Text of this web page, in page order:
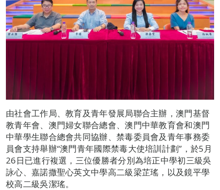
由社會工作局、教育及青年發展局聯合主辦，澳門基督
教青年會、澳門婦女聯合總會、澳門中華教育會和澳門
中華學生聯合總會共同協辦、禁毒委員會及青年事務委
員會支持舉辦“澳門青年國際禁毒大使培訓計劃”，於5月
26日已進行複選，三位優勝者分別為培正中學初三級吳
詠心、嘉諾撒聖心英文中學高二級梁芷瑤，以及鏡平學
校高二級吳潔瑤。